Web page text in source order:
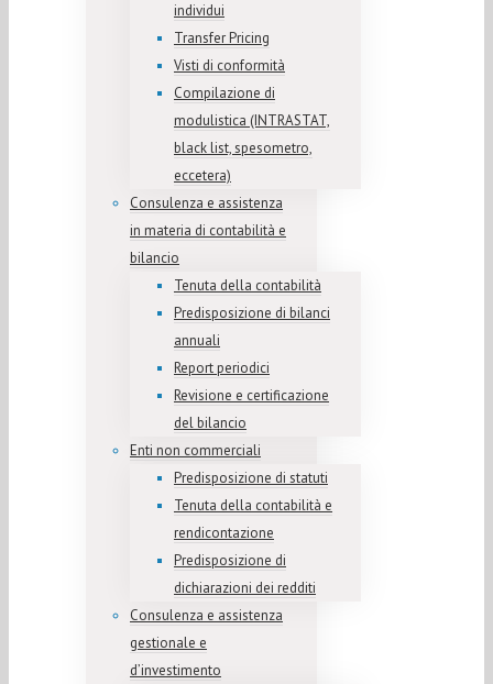
individui
Transfer Pricing
Visti di conformità
Compilazione di
modulistica (INTRASTAT,
black list, spesometro,
eccetera)
Consulenza e assistenza
in materia di contabilità e
bilancio
Tenuta della contabilità
Predisposizione di bilanci
annuali
Report periodici
Revisione e certificazione
del bilancio
Enti non commerciali
Predisposizione di statuti
Tenuta della contabilità e
rendicontazione
Predisposizione di
dichiarazioni dei redditi
Consulenza e assistenza
gestionale e
d’investimento